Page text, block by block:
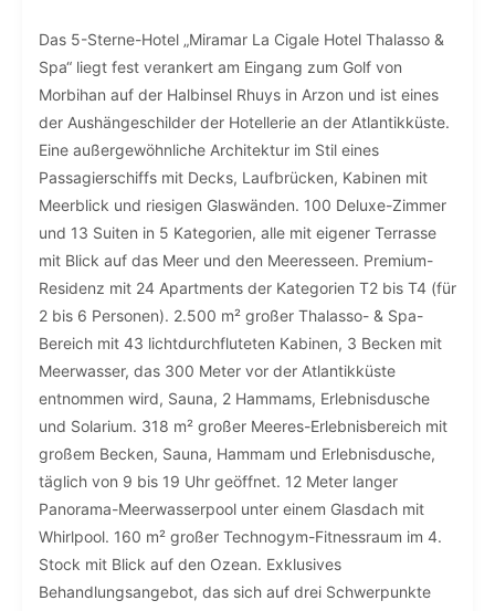
Das 5-Sterne-Hotel „Miramar La Cigale Hotel Thalasso &
Spa“ liegt fest verankert am Eingang zum Golf von
Morbihan auf der Halbinsel Rhuys in Arzon und ist eines
der Aushängeschilder der Hotellerie an der Atlantikküste.
Eine außergewöhnliche Architektur im Stil eines
Passagierschiffs mit Decks, Laufbrücken, Kabinen mit
Meerblick und riesigen Glaswänden. 100 Deluxe-Zimmer
und 13 Suiten in 5 Kategorien, alle mit eigener Terrasse
mit Blick auf das Meer und den Meeresseen. Premium-
Residenz mit 24 Apartments der Kategorien T2 bis T4 (für
2 bis 6 Personen). 2.500 m² großer Thalasso- & Spa-
Bereich mit 43 lichtdurchfluteten Kabinen, 3 Becken mit
Meerwasser, das 300 Meter vor der Atlantikküste
entnommen wird, Sauna, 2 Hammams, Erlebnisdusche
und Solarium. 318 m² großer Meeres-Erlebnisbereich mit
großem Becken, Sauna, Hammam und Erlebnisdusche,
täglich von 9 bis 19 Uhr geöffnet. 12 Meter langer
Panorama-Meerwasserpool unter einem Glasdach mit
Whirlpool. 160 m² großer Technogym-Fitnessraum im 4.
Stock mit Blick auf den Ozean. Exklusives
Behandlungsangebot, das sich auf drei Schwerpunkte